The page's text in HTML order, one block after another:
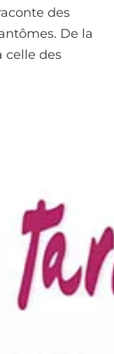
des
De la
celle des